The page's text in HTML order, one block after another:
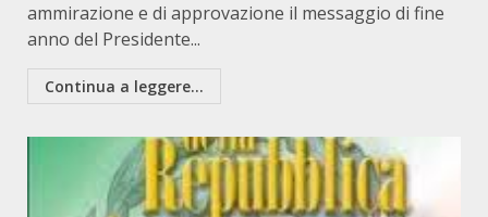
ammirazione e di approvazione il messaggio di fine
anno del Presidente...
Continua a leggere...